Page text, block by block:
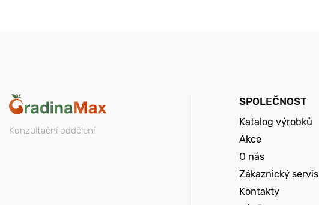
Konzultační oddělení
SPOLEČNOST
Katalog výrobků
Akce
O nás
Zákaznický servis
Kontakty